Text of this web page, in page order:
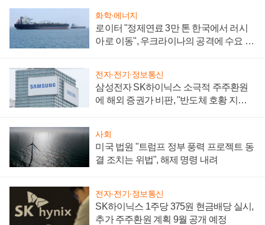
화학·에너지
로이터 "정제연료 3만 톤 한국에서 러시
아로 이동", 우크라이나의 공격에 수요 늘
전자·전기·정보통신
삼성전자 SK하이닉스 소극적 주주환원
에 해외 증권가 비판, "반도체 호황 지속
사회
미국 법원 "트럼프 정부 풍력 프로젝트 동
결 조치는 위법", 해제 명령 내려
전자·전기·정보통신
SK하이닉스 1주당 375원 현금배당 실시,
추가 주주환원 계획 9월 공개 예정